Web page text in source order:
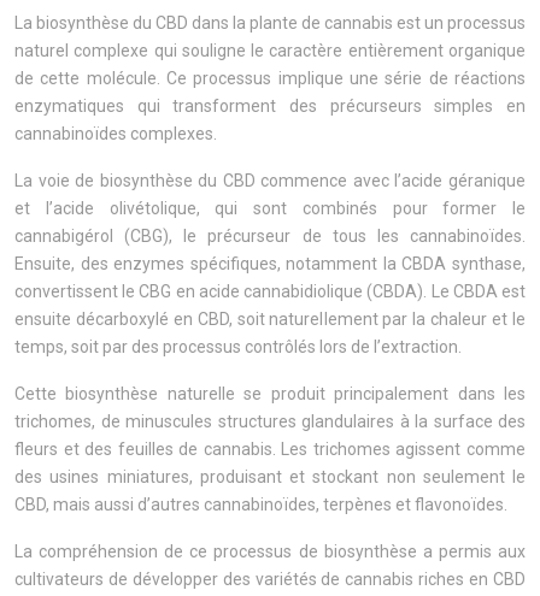
La biosynthèse du CBD dans la plante de cannabis est un processus
naturel complexe qui souligne le caractère entièrement organique
de cette molécule. Ce processus implique une série de réactions
enzymatiques qui transforment des précurseurs simples en
cannabinoïdes complexes.
La voie de biosynthèse du CBD commence avec l’acide géranique
et l’acide olivétolique, qui sont combinés pour former le
cannabigérol (CBG), le précurseur de tous les cannabinoïdes.
Ensuite, des enzymes spécifiques, notamment la CBDA synthase,
convertissent le CBG en acide cannabidiolique (CBDA). Le CBDA est
ensuite décarboxylé en CBD, soit naturellement par la chaleur et le
temps, soit par des processus contrôlés lors de l’extraction.
Cette biosynthèse naturelle se produit principalement dans les
trichomes, de minuscules structures glandulaires à la surface des
fleurs et des feuilles de cannabis. Les trichomes agissent comme
des usines miniatures, produisant et stockant non seulement le
CBD, mais aussi d’autres cannabinoïdes, terpènes et flavonoïdes.
La compréhension de ce processus de biosynthèse a permis aux
cultivateurs de développer des variétés de cannabis riches en CBD